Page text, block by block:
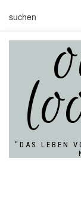
"DAS LEBEN